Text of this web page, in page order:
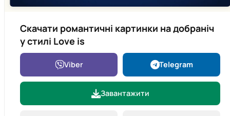
Скачати романтичні картинки на добраніч
у стилі Love is
Viber Telegram
Завантажити